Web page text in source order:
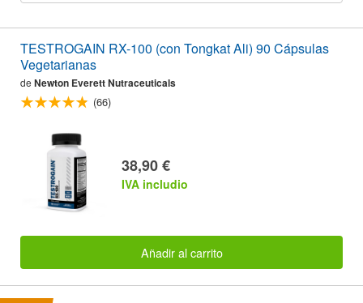
TESTROGAIN RX-100 (con Tongkat Ali) 90 Cápsulas
Vegetarianas
de Newton Everett Nutraceuticals
(66)
38,90 €
IVA includio
Añadir al carrito